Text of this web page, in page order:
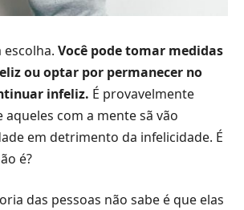
escolha. Você pode tomar medidas
ou optar por permanecer no
infeliz. É provavelmente
com a mente sã vão
em detrimento da infelicidade. É
é?
das pessoas não sabe é que elas